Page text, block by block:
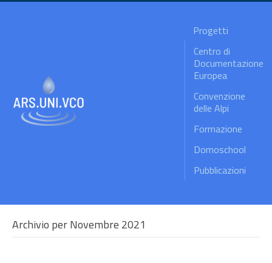
Progetti
Centro di
Documentazione
Europea
Convenzione
delle Alpi
Formazione
Domoschool
Pubblicazioni
Archivio per Novembre 2021